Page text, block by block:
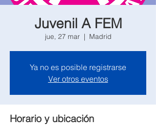
Juvenil A FEM
jue, 27 mar
  |
Madrid
Ya no es posible registrarse
Ver otros eventos
Horario y ubicación